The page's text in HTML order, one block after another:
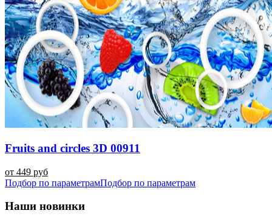
Fruits and circles 3D 00911
от 449 руб
Подбор по параметрамПодбор по параметрам
Наши новинки